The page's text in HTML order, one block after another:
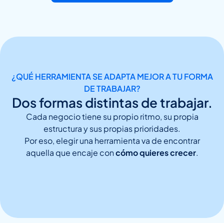
¿QUÉ HERRAMIENTA SE ADAPTA MEJOR A TU FORMA
DE TRABAJAR?
Dos formas distintas de trabajar.
Cada negocio tiene su propio ritmo, su propia
estructura y sus propias prioridades.
Por eso, elegir una herramienta va de encontrar
aquella que encaje concómo quieres crecer.